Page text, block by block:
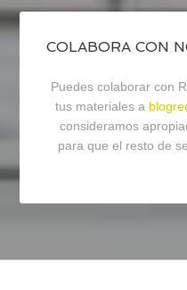
COLABORA CON
Puedes colaborar con
tus materiales a
consideramos
para que el resto de